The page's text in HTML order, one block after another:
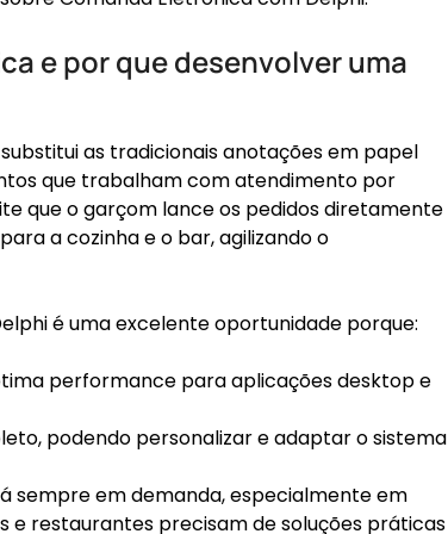
e por que desenvolver uma
as tradicionais anotações em papel
que trabalham com atendimento por
que o garçom lance os pedidos diretamente
a cozinha e o bar, agilizando o
é uma excelente oportunidade porque:
performance para aplicações desktop e
podendo personalizar e adaptar o sistema
sempre em demanda, especialmente em
e restaurantes precisam de soluções práticas